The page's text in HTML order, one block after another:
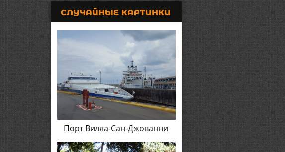
СЛУЧАЙНЫЕ КАРТИНКИ
Порт Вилла-Сан-Джованни